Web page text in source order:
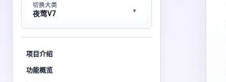
切换大类
夜莺V7
项目介绍
功能概览